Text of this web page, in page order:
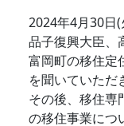
2024年4月30日
品子復興大臣、
富岡町の移住定
を聞いていただ
その後、移住専
の移住事業につ